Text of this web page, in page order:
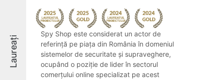
Laureați
Spy Shop este considerat un actor de
referință pe piața din România în domeniul
sistemelor de securitate și supraveghere,
ocupând o poziție de lider în sectorul
comerțului online specializat pe acest